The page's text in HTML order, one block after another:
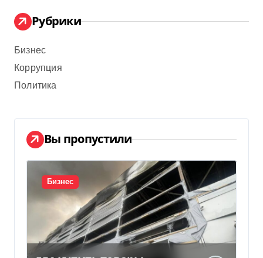
Рубрики
Бизнес
Коррупция
Политика
Вы пропустили
Бизнес